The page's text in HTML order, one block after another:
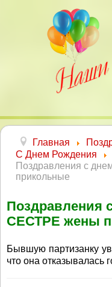
Главная
С Днем Рождения
Поздравления с
прикольные
Поздравления
СЕСТРЕ жены
Бывшую партизанку
что она отказывалась